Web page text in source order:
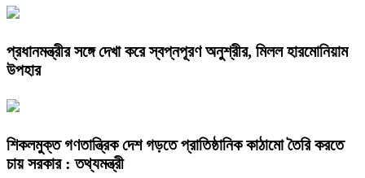
প্রধানমন্ত্রীর সঙ্গে দেখা করে স্বপ্নপূরণ অনুশ্রীর, মিলল হারমোনিয়াম
উপহার
শিকলমুক্ত গণতান্ত্রিক দেশ গড়তে প্রাতিষ্ঠানিক কাঠামো তৈরি করতে
চায় সরকার : তথ্যমন্ত্রী